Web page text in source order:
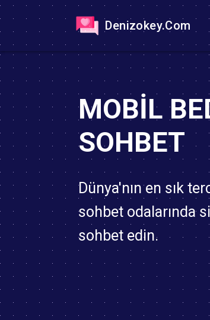
Denizokey.Com
MOBIL
SOHBET
Dünya'nın en sık
sohbet odalarında
sohbet edin.